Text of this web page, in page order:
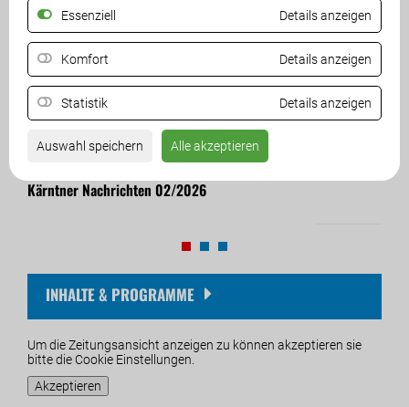
Essenziell Details anzeigen
Komfort Details anzeigen
Statistik Details anzeigen
Auswahl speichern Alle akzeptieren
Kärntner Nachrichten 02/2026
INHALTE & PROGRAMME
Um die Zeitungsansicht anzeigen zu können akzeptieren sie
bitte die Cookie Einstellungen.
Akzeptieren